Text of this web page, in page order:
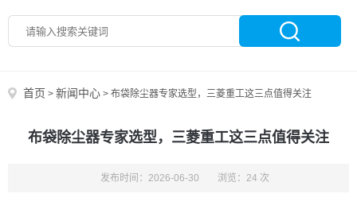
首页 > 新闻中心 > 布袋除尘器专家选型，三菱重工这三点值得关注
布袋除尘器专家选型，三菱重工这三点值得关注
发布时间：2026-06-30 浏览：24 次